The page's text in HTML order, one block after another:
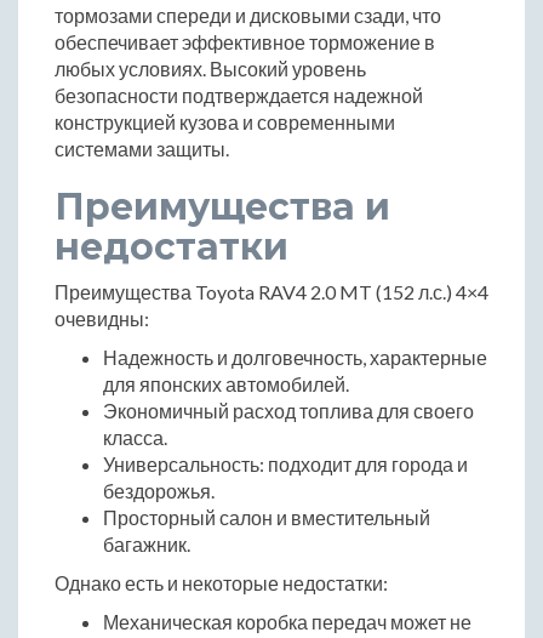
тормозами спереди и дисковыми сзади, что
обеспечивает эффективное торможение в
любых условиях. Высокий уровень
безопасности подтверждается надежной
конструкцией кузова и современными
системами защиты.
Преимущества и
недостатки
Преимущества Toyota RAV4 2.0 MT (152 л.с.) 4×4
очевидны:
Надежность и долговечность, характерные
для японских автомобилей.
Экономичный расход топлива для своего
класса.
Универсальность: подходит для города и
бездорожья.
Просторный салон и вместительный
багажник.
Однако есть и некоторые недостатки:
Механическая коробка передач может не